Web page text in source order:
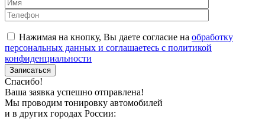
Нажимая на кнопку, Вы даете согласие на обработку
персональных данных и соглашаетесь с политикой
конфиденциальности
Спасибо!
Ваша заявка успешно отправлена!
Мы проводим тонировку автомобилей
и в других городах России: